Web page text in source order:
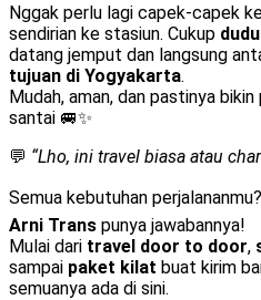
Nggak perlu lagi capek-capek
sendirian ke stasiun. Cukup
datang jemput dan langsung
tujuan di Yogyakarta.
Mudah, aman, dan pastinya
santai 🚐✨
💬 “Lho, ini travel biasa atau
Semua kebutuhan
Arni Trans punya jawabannya!
Mulai dari travel door to door,
sampai paket kilat buat kirim
semuanya ada di sini.